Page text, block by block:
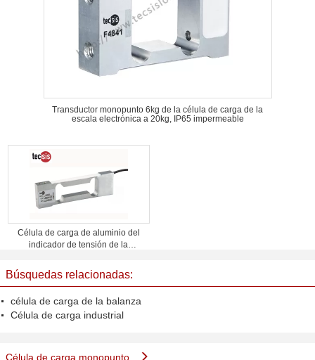
Transductor monopunto 6kg de la célula de carga de la
escala electrónica a 20kg, IP65 impermeable
Célula de carga de aluminio del
indicador de tensión de la
sistema con perfil bajo
Búsquedas relacionadas:
célula de carga de la balanza
Célula de carga industrial
Célula de carga monopunto